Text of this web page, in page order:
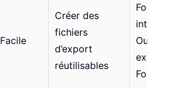
Facile
Créer des
fichiers
d’export
réutilisables
Outlook,
exporte
Format